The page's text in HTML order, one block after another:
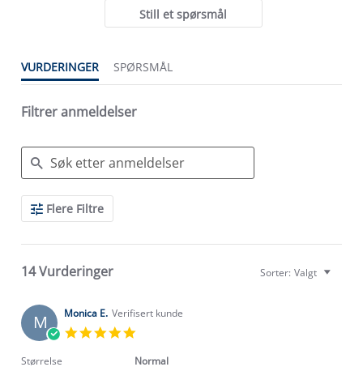
Still et spørsmål
VURDERINGER SPØRSMÅL
Filtrer anmeldelser
Search
ReviewsFlere Filtre
14 Vurderinger Sorter: Valgt
M Monica E. Verifisert kunde
rating
Størrelse Normal